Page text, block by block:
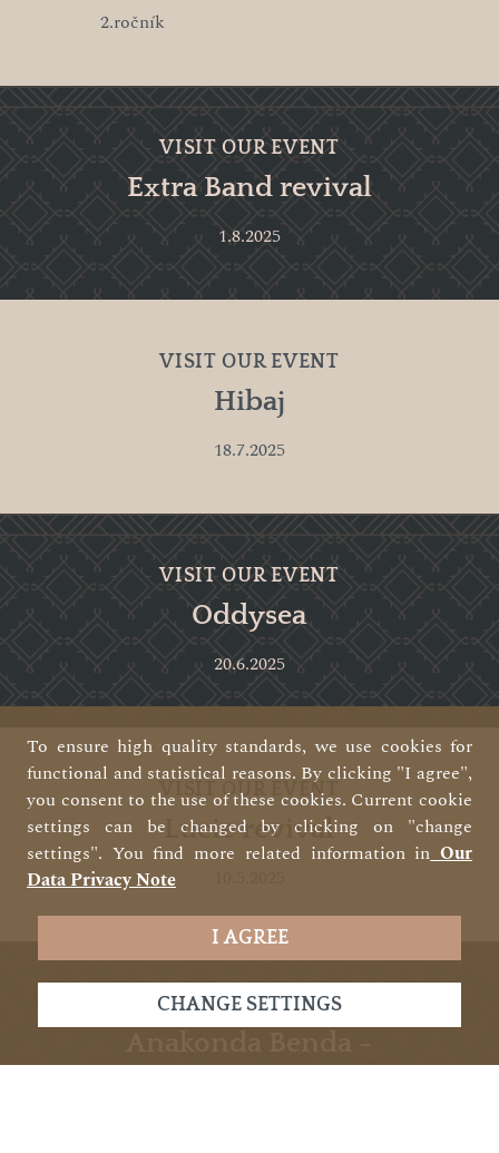
2.ročník
VISIT OUR EVENT
Extra Band revival
1.8.2025
VISIT OUR EVENT
Hibaj
18.7.2025
VISIT OUR EVENT
Oddysea
20.6.2025
VISIT OUR EVENT
Lucie revival
VISIT OUR EVENT
To ensure high quality standards, we use cookies for
functional and statistical reasons. By clicking "I agree",
you consent to the use of these cookies. Current cookie
settings can be changed by clicking on "change
settings". You find more related information inOur
Data Privacy Note
CHANGE SETTINGS
I AGREE